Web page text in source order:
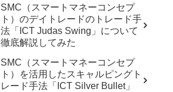
SMC（スマートマネーコンセプ
ト）のデイトレードのトレード手
法「ICT Judas Swing」について
徹底解説してみた
SMC（スマートマネーコンセプ
ト）を活用したスキャルピングト
レード手法「ICT Silver Bullet」